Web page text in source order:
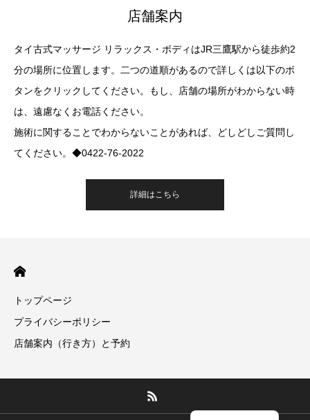
店舗案内
タイ古式マッサージ リラックス・ボディはJR三鷹駅から徒歩約2
分の場所に位置します。二つの道順があるので詳しくは以下のボ
タンをクリックしてください。もし、店舗の場所がわからない時
は、遠慮なくお電話ください。
施術に関することでわからないことがあれば、どしどしご質問し
てください。◆0422-76-2022
詳細はこちら
トップページ
プライバシーポリシー
店舗案内（行き方）と予約